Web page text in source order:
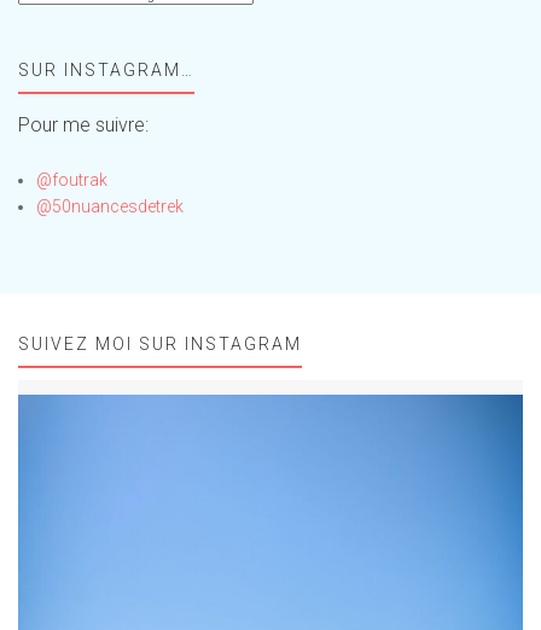
!SUR INSTAGRAM…
Pour me suivre:
@foutrak
@50nuancesdetrek
SUIVEZ MOI SUR INSTAGRAM